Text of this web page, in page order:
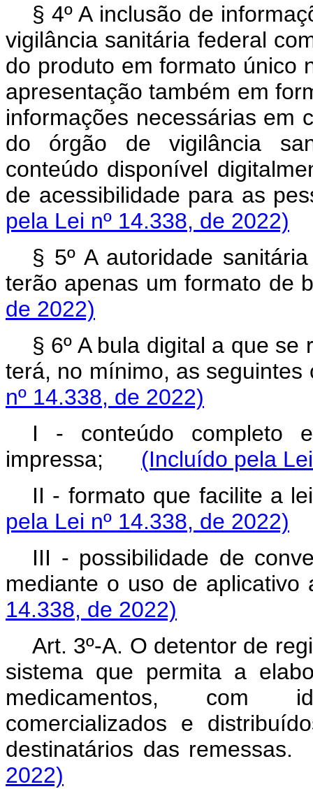
§ 4º A inclusão de
vigilância sanitária federal
do produto em formato único
apresentação também em
informações necessárias em
do órgão de vigilância
conteúdo disponível
de acessibilidade para as
pela Lei nº 14.338, de 2022)
§ 5º A autoridade
terão apenas um formato
de 2022)
§ 6º A bula digital a que
terá, no mínimo, as
nº 14.338, de 2022)
I - conteúdo completo
impressa; (Incluído pela
II - formato que facilite
pela Lei nº 14.338, de 2022)
III - possibilidade de
mediante o uso de
14.338, de 2022)
Art. 3º-A. O detentor de
sistema que permita a
medicamentos, com
comercializados e
destinatários das
2022)